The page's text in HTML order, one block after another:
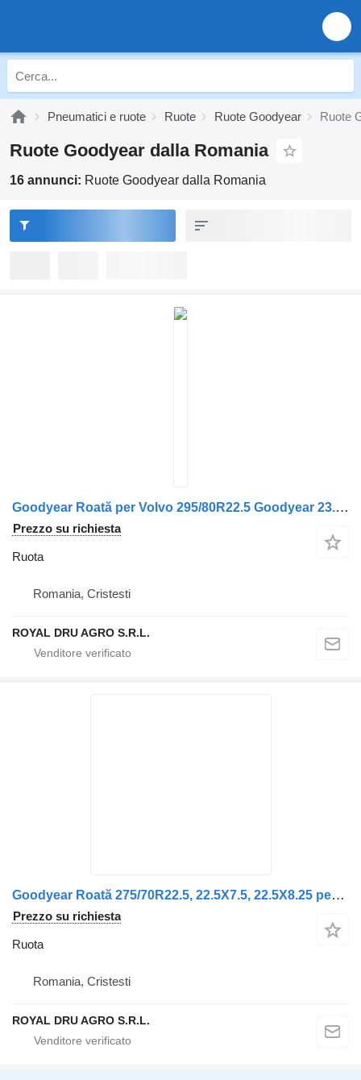
Pneumatici e ruote Ruote Ruote Goodyear Ruote
Ruote Goodyear dalla Romania
16 annunci: Ruote Goodyear dalla Romania
Goodyear Roată per Volvo 295/80R22.5 Goodyear 23.09.2022
Prezzo su richiesta
Ruota
Romania, Cristesti
ROYAL DRU AGRO S.R.L.
Goodyear Roată 275/70R22.5, 22.5X7.5, 22.5X8.25 per Solaris
Prezzo su richiesta
Ruota
Romania, Cristesti
ROYAL DRU AGRO S.R.L.